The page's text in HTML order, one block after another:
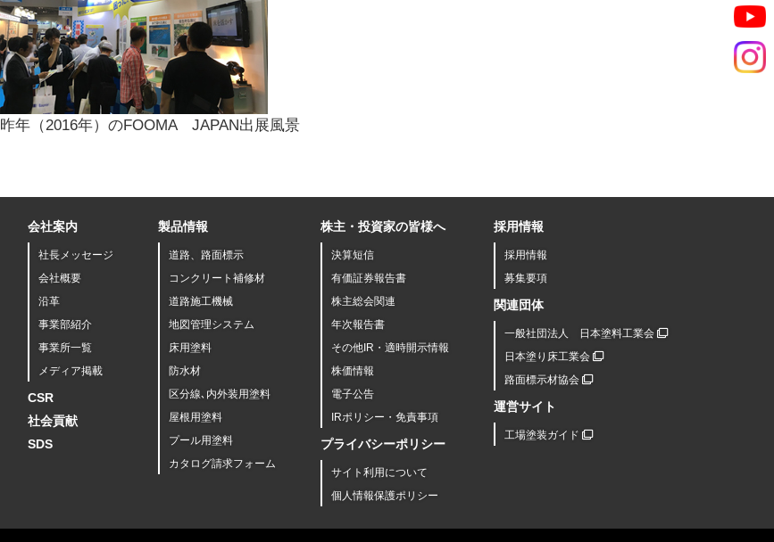
昨年（2016年）のFOOMA JAPAN出展風景
会社案内
社長メッセージ
会社概要
沿革
事業部紹介
事業所一覧
メディア掲載
CSR
社会貢献
SDS
製品情報
道路、路面標示
コンクリート補修材
道路施工機械
地図管理システム
床用塗料
防水材
区分線､内外装用塗料
屋根用塗料
プール用塗料
カタログ請求フォーム
株主・投資家の皆様へ
決算短信
有価証券報告書
株主総会関連
年次報告書
その他IR・適時開示情報
株価情報
電子公告
IRポリシー・免責事項
プライバシーポリシー
サイト利用について
個人情報保護ポリシー
採用情報
採用情報
募集要項
関連団体
一般社団法人 日本塗料工業会
日本塗り床工業会
路面標示材協会
運営サイト
工場塗装ガイド